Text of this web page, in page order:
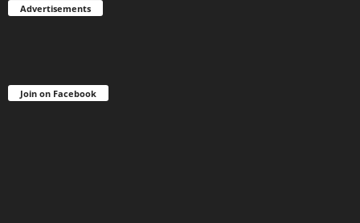
Advertisements
Join on Facebook